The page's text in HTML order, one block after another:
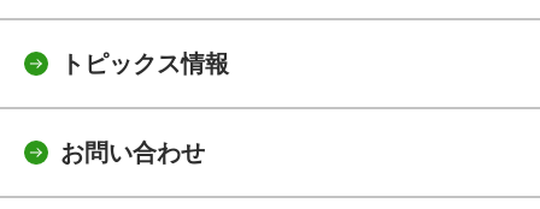
トピックス情報
お問い合わせ